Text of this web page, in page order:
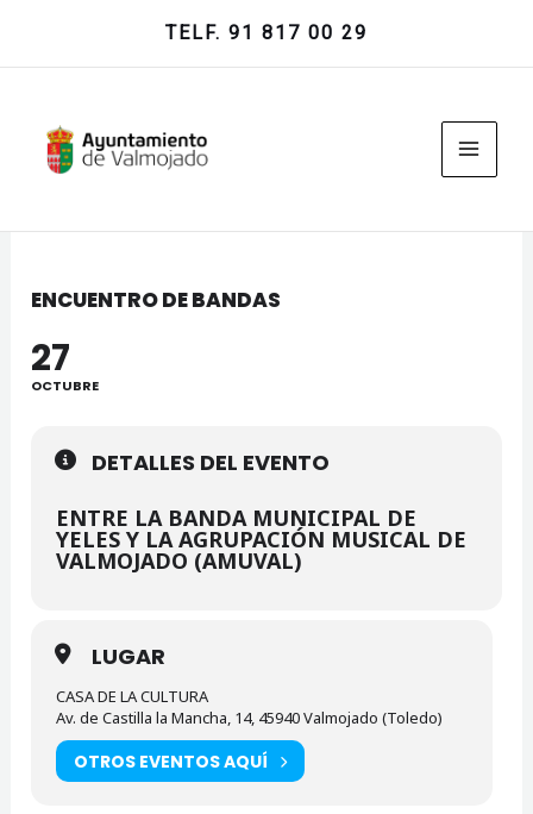
contenido
TELF. 91 817 00 29
ENCUENTRO DE BANDAS
27
OCTUBRE
DETALLES DEL EVENTO
ENTRE LA BANDA MUNICIPAL DE
YELES Y LA AGRUPACIÓN MUSICAL DE
VALMOJADO (AMUVAL)
LUGAR
CASA DE LA CULTURA
Av. de Castilla la Mancha, 14, 45940 Valmojado (Toledo)
OTROS EVENTOS AQUÍ